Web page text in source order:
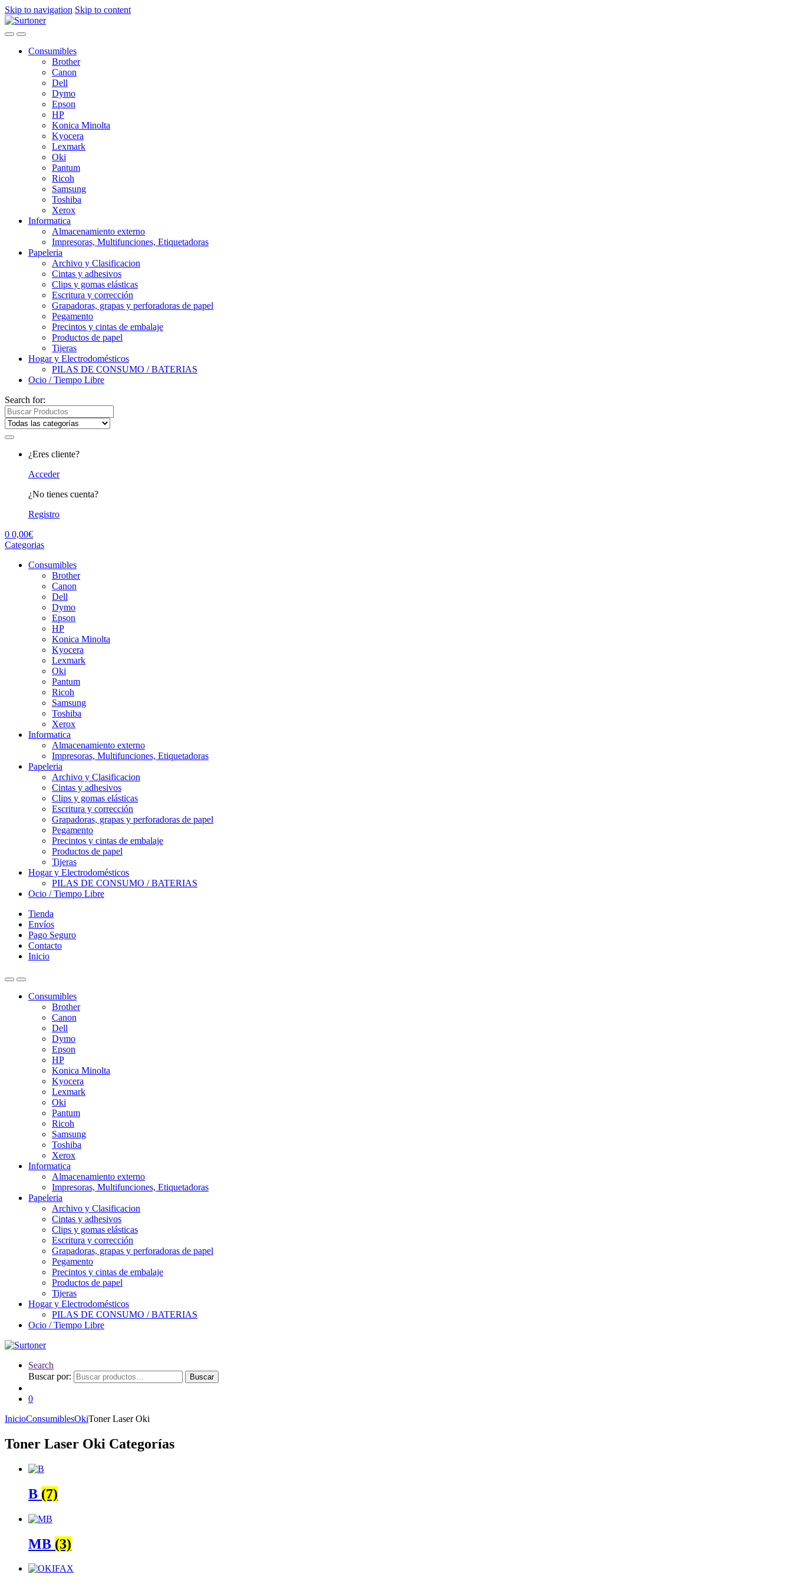
Skip to navigation Skip to content
Consumibles
Brother
Canon
Dell
Dymo
Epson
HP
Konica Minolta
Kyocera
Lexmark
Oki
Pantum
Ricoh
Samsung
Toshiba
Xerox
Informatica
Almacenamiento externo
Impresoras, Multifunciones, Etiquetadoras
Papeleria
Archivo y Clasificacion
Cintas y adhesivos
Clips y gomas elásticas
Escritura y corrección
Grapadoras, grapas y perforadoras de papel
Pegamento
Precintos y cintas de embalaje
Productos de papel
Tijeras
Hogar y Electrodomésticos
PILAS DE CONSUMO / BATERIAS
Ocio / Tiempo Libre
Search for:
¿Eres cliente?
Acceder
¿No tienes cuenta?
Registro
0 0,00€
Categorias
Consumibles
Brother
Canon
Dell
Dymo
Epson
HP
Konica Minolta
Kyocera
Lexmark
Oki
Pantum
Ricoh
Samsung
Toshiba
Xerox
Informatica
Almacenamiento externo
Impresoras, Multifunciones, Etiquetadoras
Papeleria
Archivo y Clasificacion
Cintas y adhesivos
Clips y gomas elásticas
Escritura y corrección
Grapadoras, grapas y perforadoras de papel
Pegamento
Precintos y cintas de embalaje
Productos de papel
Tijeras
Hogar y Electrodomésticos
PILAS DE CONSUMO / BATERIAS
Ocio / Tiempo Libre
Tienda
Envíos
Pago Seguro
Contacto
Inicio
Consumibles
Brother
Canon
Dell
Dymo
Epson
HP
Konica Minolta
Kyocera
Lexmark
Oki
Pantum
Ricoh
Samsung
Toshiba
Xerox
Informatica
Almacenamiento externo
Impresoras, Multifunciones, Etiquetadoras
Papeleria
Archivo y Clasificacion
Cintas y adhesivos
Clips y gomas elásticas
Escritura y corrección
Grapadoras, grapas y perforadoras de papel
Pegamento
Precintos y cintas de embalaje
Productos de papel
Tijeras
Hogar y Electrodomésticos
PILAS DE CONSUMO / BATERIAS
Ocio / Tiempo Libre
Search
Buscar por:
Buscar
0
InicioConsumiblesOkiToner Laser Oki
Toner Laser Oki Categorías
B (7)
MB (3)